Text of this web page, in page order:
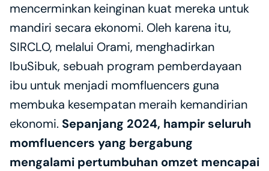
mencerminkan keinginan kuat mereka untuk
mandiri secara ekonomi. Oleh karena itu,
SIRCLO, melalui Orami, menghadirkan
IbuSibuk, sebuah program pemberdayaan
ibu untuk menjadi momfluencers guna
membuka kesempatan meraih kemandirian
ekonomi. Sepanjang 2024, hampir seluruh
momfluencers yang bergabung
mengalami pertumbuhan omzet mencapai